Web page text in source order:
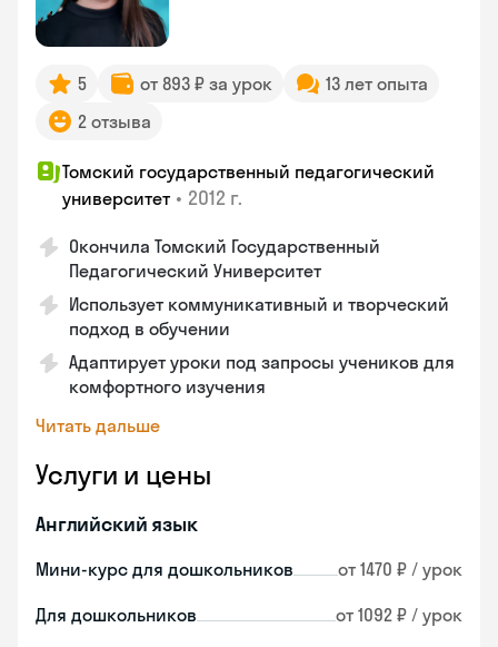
5 от 893 ₽ за урок
13 лет опыта
2 отзыва
Томский государственный педагогический
университет • 2012 г.
Окончила Томский Государственный
Педагогический Университет
Использует коммуникативный и творческий
подход в обучении
Адаптирует уроки под запросы учеников для
комфортного изучения
Читать дальше
Услуги и цены
Английский язык
Мини-курс для дошкольников от 1470 ₽ / урок
Для дошкольников от 1092 ₽ / урок